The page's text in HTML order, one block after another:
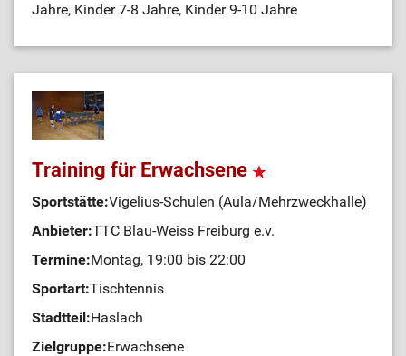
Jahre, Kinder 7-8 Jahre, Kinder 9-10 Jahre
Training für Erwachsene
Sportstätte:Vigelius-Schulen (Aula/Mehrzweckhalle)
Anbieter:TTC Blau-Weiss Freiburg e.v.
Termine:Montag, 19:00 bis 22:00
Sportart:Tischtennis
Stadtteil:Haslach
Zielgruppe:Erwachsene